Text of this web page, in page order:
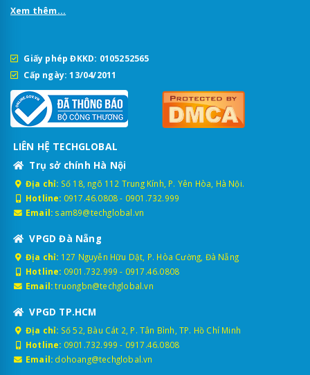
Xem thêm...
Giấy phép ĐKKD: 0105252565
Cấp ngày: 13/04/2011
LIÊN HỆ TECHGLOBAL
Trụ sở chính Hà Nội
Địa chỉ: Số 18, ngõ 112 Trung Kính, P. Yên Hòa, Hà Nội.
Hotline: 0917.46.0808- 0901.732.999
Email: sam89@techglobal.vn
VPGD Đà Nẵng
Địa chỉ: 127 Nguyễn Hữu Dật, P. Hòa Cường, Đà Nẵng
Hotline: 0901.732.999 - 0917.46.0808
Email: truongbn@techglobal.vn
VPGD TP.HCM
Địa chỉ: Số 52, Bàu Cát 2, P. Tân Bình, TP. Hồ Chí Minh
Hotline: 0901.732.999 - 0917.46.0808
Email: dohoang@techglobal.vn